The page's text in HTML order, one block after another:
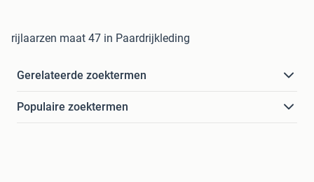
rijlaarzen maat 47 in Paardrijkleding
Gerelateerde zoektermen
Populaire zoektermen